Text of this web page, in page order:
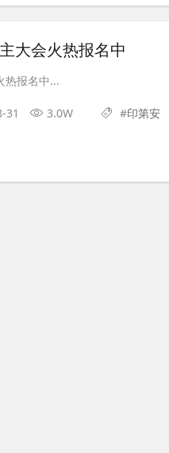
大会火热报名中
热报名中...
31 3.0W #印第安